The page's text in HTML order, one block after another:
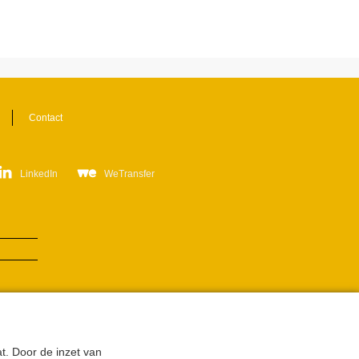
Door de inzet van
Contact
LinkedIn WeTransfer